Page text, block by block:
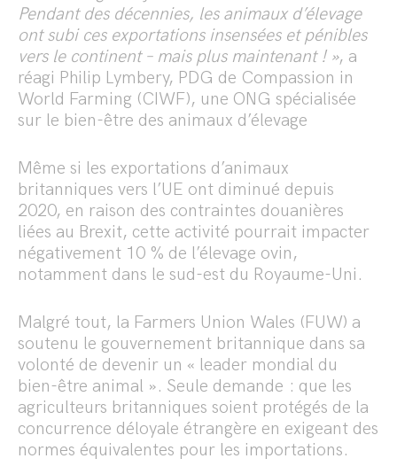
Pendant des décennies, les animaux d’élevage
ont subi ces exportations insensées et pénibles
vers le continent – mais plus maintenant ! », a
réagi Philip Lymbery, PDG de Compassion in
World Farming (CIWF), une ONG spécialisée
sur le bien-être des animaux d’élevage
Même si les exportations d’animaux
britanniques vers l’UE ont diminué depuis
2020, en raison des contraintes douanières
liées au Brexit, cette activité pourrait impacter
négativement 10 % de l’élevage ovin,
notamment dans le sud-est du Royaume-Uni.
Malgré tout, la Farmers Union Wales (FUW) a
soutenu le gouvernement britannique dans sa
volonté de devenir un « leader mondial du
bien-être animal ». Seule demande : que les
agriculteurs britanniques soient protégés de la
concurrence déloyale étrangère en exigeant des
normes équivalentes pour les importations.